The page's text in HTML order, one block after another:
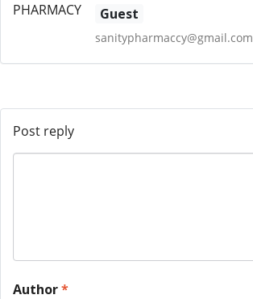
Guest
sanitypharmaccy@gmail.com
Post reply
Author*